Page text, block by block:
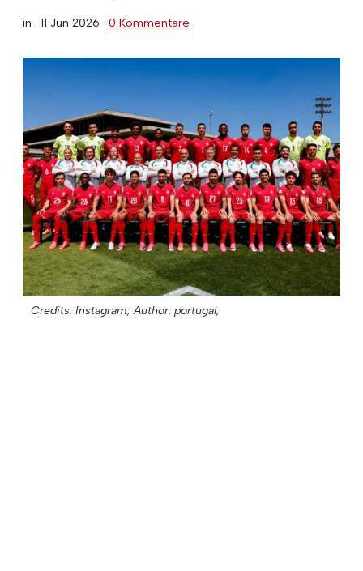
in · 11 Jun 2026 · 0 Kommentare
Credits: Instagram; Author: portugal;